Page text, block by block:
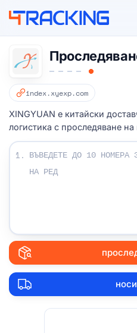
index.xyexp.com
XINGYUAN е китайски
логистика с проследяване на
Въведете своите
1.